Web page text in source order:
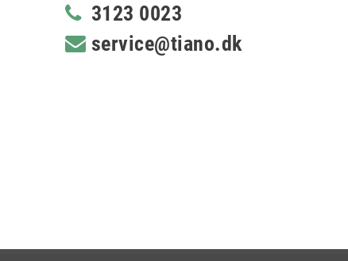
3123 0023
service@tiano.dk